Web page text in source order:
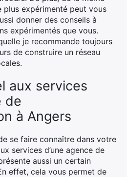
plus expérimenté peut vous
donner des conseils à
expérimentés que vous.
je recommande toujours
de construire un réseau
aux services
de
à Angers
se faire connaître dans votre
services d’une agence de
aussi un certain
effet, cela vous permet de